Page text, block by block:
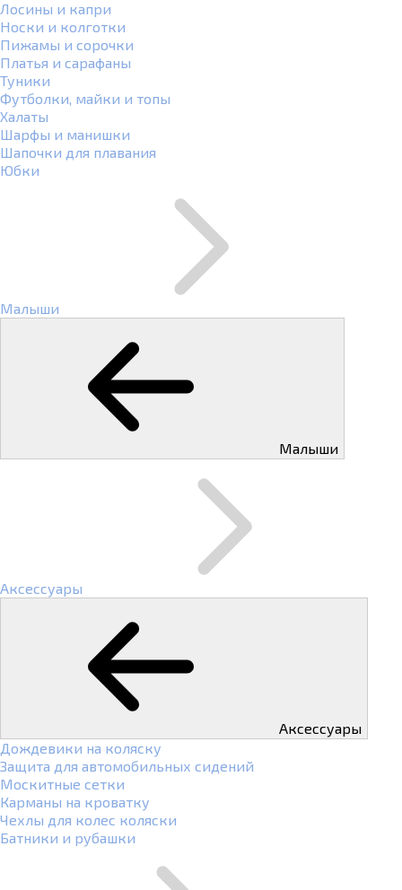
Лосины и капри
Носки и колготки
Пижамы и сорочки
Платья и сарафаны
Туники
Футболки, майки и топы
Халаты
Шарфы и манишки
Шапочки для плавания
Юбки
Малыши
Малыши
Аксессуары
Аксессуары
Дождевики на коляску
Защита для автомобильных сидений
Москитные сетки
Карманы на кроватку
Чехлы для колес коляски
Батники и рубашки